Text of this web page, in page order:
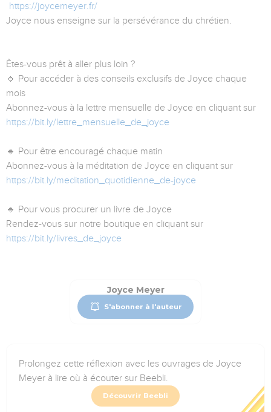
https://joycemeyer.fr/
Joyce nous enseigne sur la persévérance du chrétien.
Êtes-vous prêt à aller plus loin ?
🔹 Pour accéder à des conseils exclusifs de Joyce chaque
mois
Abonnez-vous à la lettre mensuelle de Joyce en cliquant sur
https://bit.ly/lettre_mensuelle_de_joyce
🔹 Pour être encouragé chaque matin
Abonnez-vous à la méditation de Joyce en cliquant sur
https://bit.ly/meditation_quotidienne_de-joyce
🔹 Pour vous procurer un livre de Joyce
Rendez-vous sur notre boutique en cliquant sur
https://bit.ly/livres_de_joyce
Joyce Meyer
S'abonner à l'auteur
Prolongez cette réflexion avec les ouvrages de Joyce
Meyer à lire où à écouter sur Beebli.
Découvrir Beebli